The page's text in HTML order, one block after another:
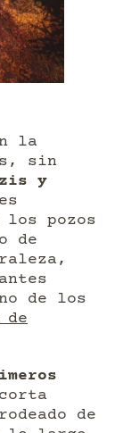
la
sin
y
los pozos
de
de los
de
de